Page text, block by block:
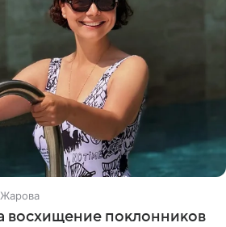
восхищение поклонников